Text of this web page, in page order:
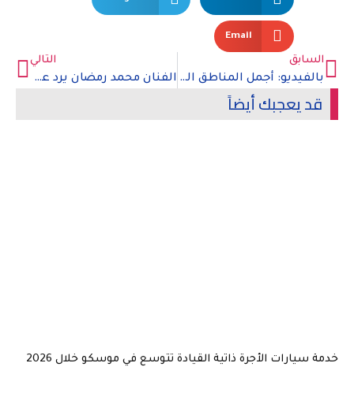
Email
السابق
بالفيديو: أجمل المناطق السياحية في أستريا الكرواتية
التالي
الفنان محمد رمضان يرد على اتهامه بقضية مخدرات
قد يعجبك أيضاً
خدمة سيارات الأجرة ذاتية القيادة تتوسع في موسكو خلال 2026